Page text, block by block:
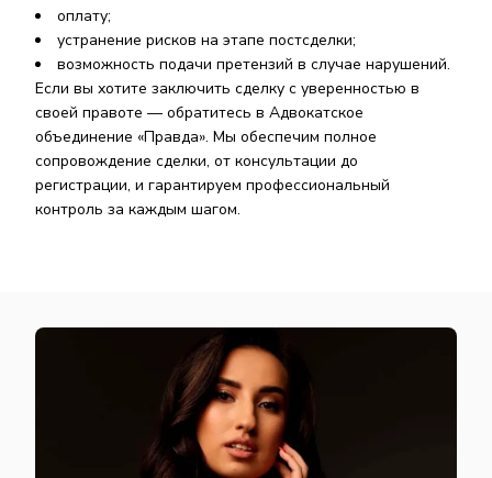
оплату;
устранение рисков на этапе постсделки;
возможность подачи претензий в случае нарушений.
Если вы хотите заключить сделку с уверенностью в
своей правоте — обратитесь в Адвокатское
объединение «Правда». Мы обеспечим полное
сопровождение сделки, от консультации до
регистрации, и гарантируем профессиональный
контроль за каждым шагом.